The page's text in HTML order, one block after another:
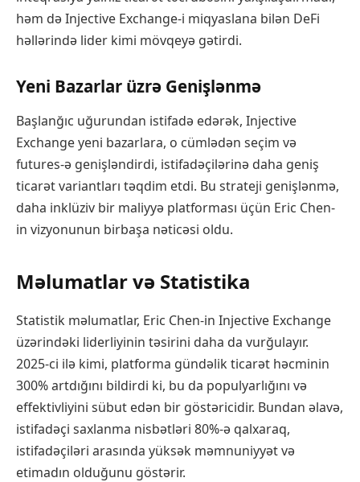
həm də Injective Exchange-i miqyaslana bilən DeFi
həllərində lider kimi mövqeyə gətirdi.
Yeni Bazarlar üzrə Genişlənmə
Başlanğıc uğurundan istifadə edərək, Injective
Exchange yeni bazarlara, o cümlədən seçim və
futures-ə genişləndirdi, istifadəçilərinə daha geniş
ticarət variantları təqdim etdi. Bu strateji genişlənmə,
daha inklüziv bir maliyyə platforması üçün Eric Chen-
in vizyonunun birbaşa nəticəsi oldu.
Məlumatlar və Statistika
Statistik məlumatlar, Eric Chen-in Injective Exchange
üzərindəki liderliyinin təsirini daha da vurğulayır.
2025-ci ilə kimi, platforma gündəlik ticarət həcminin
300% artdığını bildirdi ki, bu da populyarlığını və
effektivliyini sübut edən bir göstəricidir. Bundan əlavə,
istifadəçi saxlanma nisbətləri 80%-ə qalxaraq,
istifadəçiləri arasında yüksək məmnuniyyət və
etimadın olduğunu göstərir.